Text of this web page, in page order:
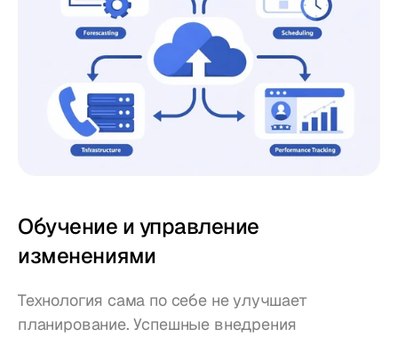
Обучение и управление
изменениями
Технология сама по себе не улучшает
планирование. Успешные внедрения